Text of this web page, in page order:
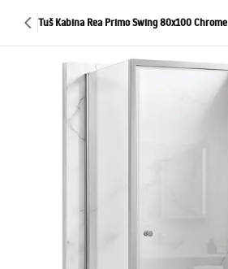
Tuš Kabina Rea Primo Swing 80x100 Chrome